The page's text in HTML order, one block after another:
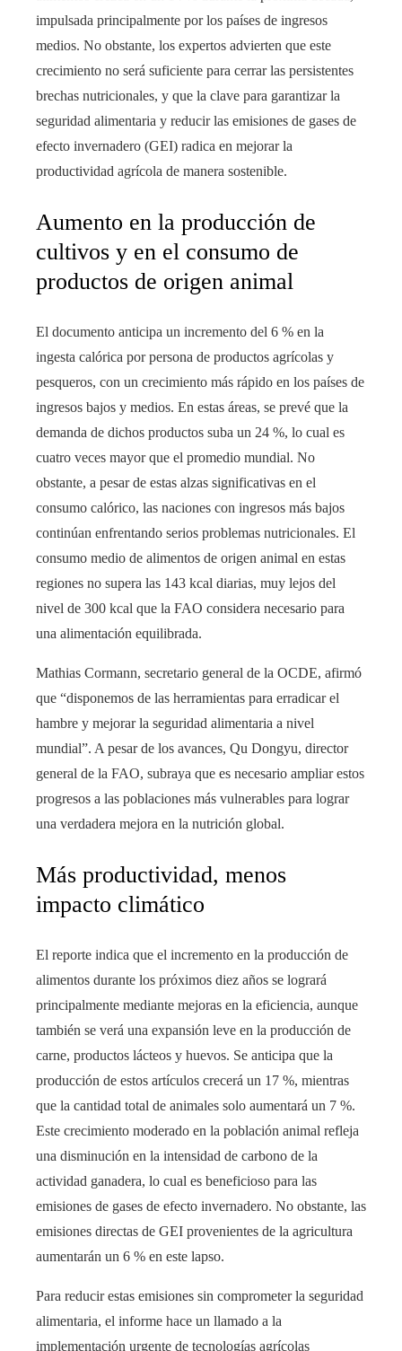
impulsada principalmente por los países de ingresos
medios. No obstante, los expertos advierten que este
crecimiento no será suficiente para cerrar las persistentes
brechas nutricionales, y que la clave para garantizar la
seguridad alimentaria y reducir las emisiones de gases de
efecto invernadero (GEI) radica en mejorar la
productividad agrícola de manera sostenible.
Aumento en la producción de
cultivos y en el consumo de
productos de origen animal
El documento anticipa un incremento del 6 % en la
ingesta calórica por persona de productos agrícolas y
pesqueros, con un crecimiento más rápido en los países de
ingresos bajos y medios. En estas áreas, se prevé que la
demanda de dichos productos suba un 24 %, lo cual es
cuatro veces mayor que el promedio mundial. No
obstante, a pesar de estas alzas significativas en el
consumo calórico, las naciones con ingresos más bajos
continúan enfrentando serios problemas nutricionales. El
consumo medio de alimentos de origen animal en estas
regiones no supera las 143 kcal diarias, muy lejos del
nivel de 300 kcal que la FAO considera necesario para
una alimentación equilibrada.
Mathias Cormann, secretario general de la OCDE, afirmó
que “disponemos de las herramientas para erradicar el
hambre y mejorar la seguridad alimentaria a nivel
mundial”. A pesar de los avances, Qu Dongyu, director
general de la FAO, subraya que es necesario ampliar estos
progresos a las poblaciones más vulnerables para lograr
una verdadera mejora en la nutrición global.
Más productividad, menos
impacto climático
El reporte indica que el incremento en la producción de
alimentos durante los próximos diez años se logrará
principalmente mediante mejoras en la eficiencia, aunque
también se verá una expansión leve en la producción de
carne, productos lácteos y huevos. Se anticipa que la
producción de estos artículos crecerá un 17 %, mientras
que la cantidad total de animales solo aumentará un 7 %.
Este crecimiento moderado en la población animal refleja
una disminución en la intensidad de carbono de la
actividad ganadera, lo cual es beneficioso para las
emisiones de gases de efecto invernadero. No obstante, las
emisiones directas de GEI provenientes de la agricultura
aumentarán un 6 % en este lapso.
Para reducir estas emisiones sin comprometer la seguridad
alimentaria, el informe hace un llamado a la
implementación urgente de tecnologías agrícolas